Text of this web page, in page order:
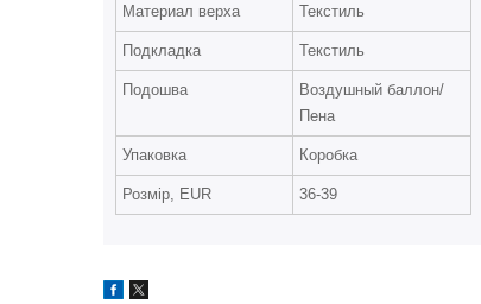
Материал верха Текстиль
Подкладка Текстиль
Подошва
Воздушный баллон/
Пена
Упаковка Коробка
Розмір, EUR 36-39